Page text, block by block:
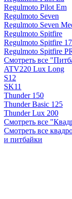
Regulmoto Pilot Em
Regulmoto Seven
Regulmoto Seven
Regulmoto Spitfire
Regulmoto Spitfire
Regulmoto Spitfire
Смотреть все
ATV220 Lux Long
S12
SK11
Thunder 150
Thunder Basic 125
Thunder Lux 200
Смотреть все
Смотреть все
и питбайки